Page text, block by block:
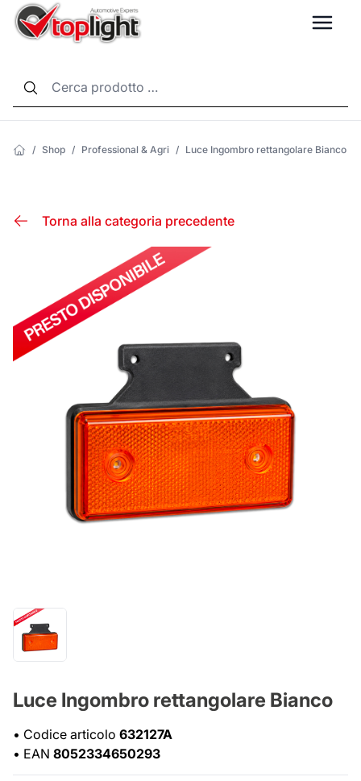
/ Shop / Professional & Agri / Luce Ingombro rettangolare Bianco
Torna alla categoria precedente
Luce Ingombro rettangolare Bianco
• Codice articolo 632127A
• EAN 8052334650293